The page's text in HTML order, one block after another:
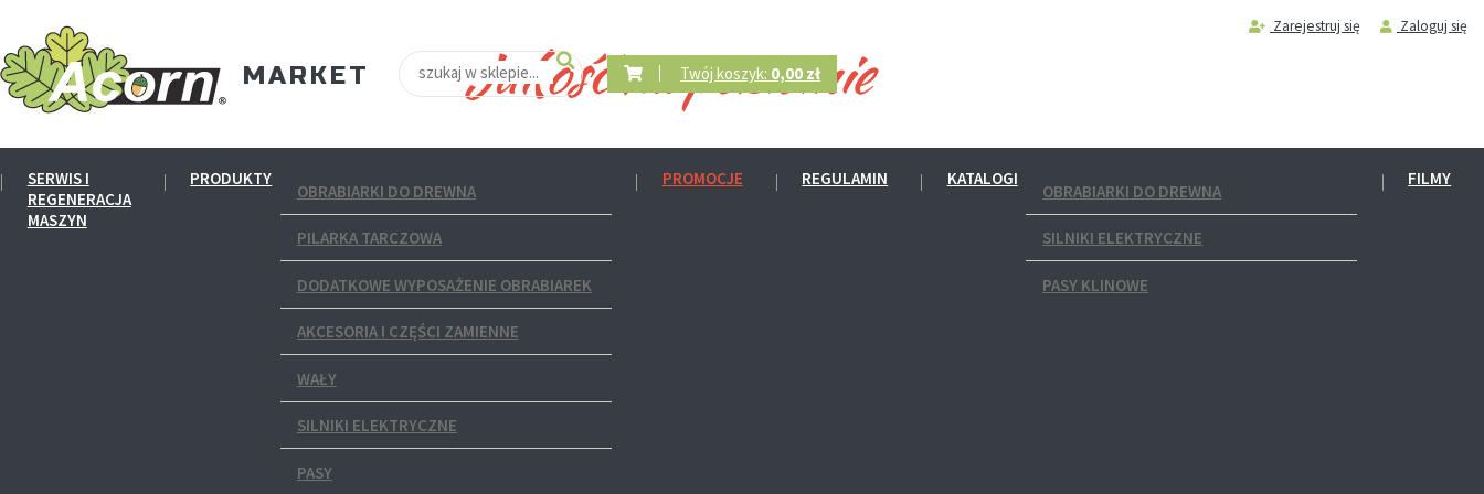
Zarejestruj się Zaloguj się
Twój koszyk: 0,00 zł
SERWIS I
REGENERACJA
MASZYN
PRODUKTY
OBRABIARKI DO DREWNA
PILARKA TARCZOWA
DODATKOWE WYPOSAŻENIE OBRABIAREK
AKCESORIA I CZĘŚCI ZAMIENNE
WAŁY
SILNIKI ELEKTRYCZNE
PASY
PROMOCJE REGULAMIN KATALOGI
OBRABIARKI DO DREWNA
SILNIKI ELEKTRYCZNE
PASY KLINOWE
FILMY